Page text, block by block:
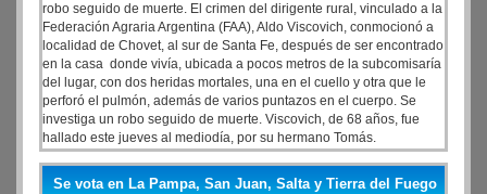
robo seguido de muerte. El crimen del dirigente rural, vinculado a la
Federación Agraria Argentina (FAA), Aldo Viscovich, conmocionó a
localidad de Chovet, al sur de Santa Fe, después de ser encontrado
en la casa donde vivía, ubicada a pocos metros de la subcomisaría
del lugar, con dos heridas mortales, una en el cuello y otra que le
perforó el pulmón, además de varios puntazos en el cuerpo. Se
investiga un robo seguido de muerte. Viscovich, de 68 años, fue
hallado este jueves al mediodía, por su hermano Tomás.
Se vota en La Pampa, San Juan, Salta y Tierra del Fuego